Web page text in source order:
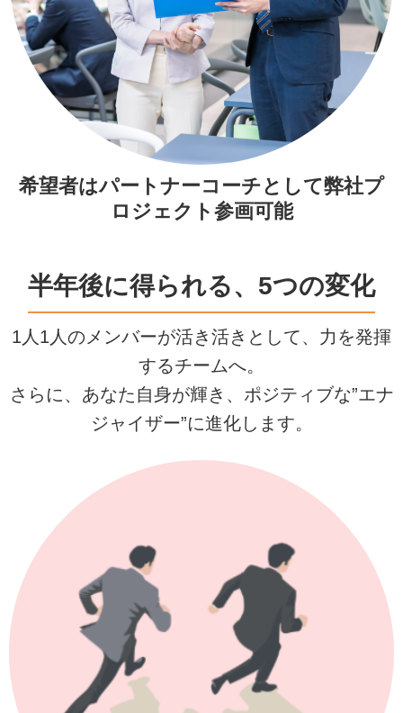
希望者はパートナーコーチとして弊社プ
ロジェクト参画可能
半年後に得られる、5つの変化
1人1人のメンバーが活き活きとして、力を発揮
するチームへ。
さらに、あなた自身が輝き、ポジティブな”エナ
ジャイザー”に進化します。